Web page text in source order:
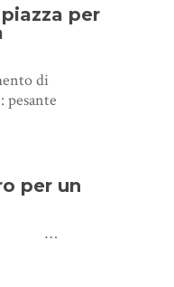
per
di
pesante
per un
…